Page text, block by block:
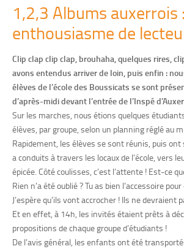
1,2,3 Albums auxerrois :
enthousiasme de
Clip clap clip clap, brouhaha, quelques rires,
avons entendus arriver de loin, puis enfin :
élèves de l’école des Boussicats se sont
d’après-midi devant l’entrée de l’Inspé
Sur les marches, nous étions quelques
élèves, par groupe, selon un planning réglé au
Rapidement, les élèves se sont réunis, puis ont
a conduits à travers les locaux de l’école, vers
épicée. Côté coulisses, c’est l’attente ! Est-ce
Rien n’a été oublié ? Tu as bien l’accessoire
J’espère qu’ils vont accrocher ! Ils ne devraient
Et en effet, à 14h, les invités étaient prêts à
propositions de chaque groupe d’étudiants !
De l’avis général, les enfants ont été